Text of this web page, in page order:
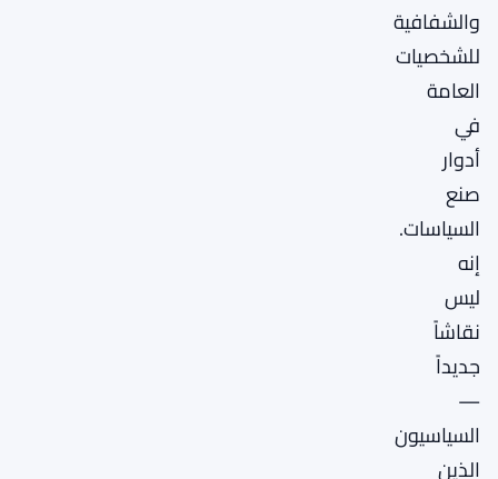
والشفافية
للشخصيات
العامة
في
أدوار
صنع
السياسات.
إنه
ليس
نقاشاً
جديداً
—
السياسيون
الذين